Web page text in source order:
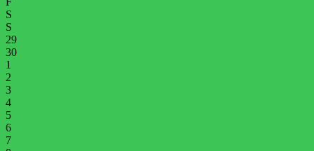
S
S
29
30
1
2
3
4
5
6
7